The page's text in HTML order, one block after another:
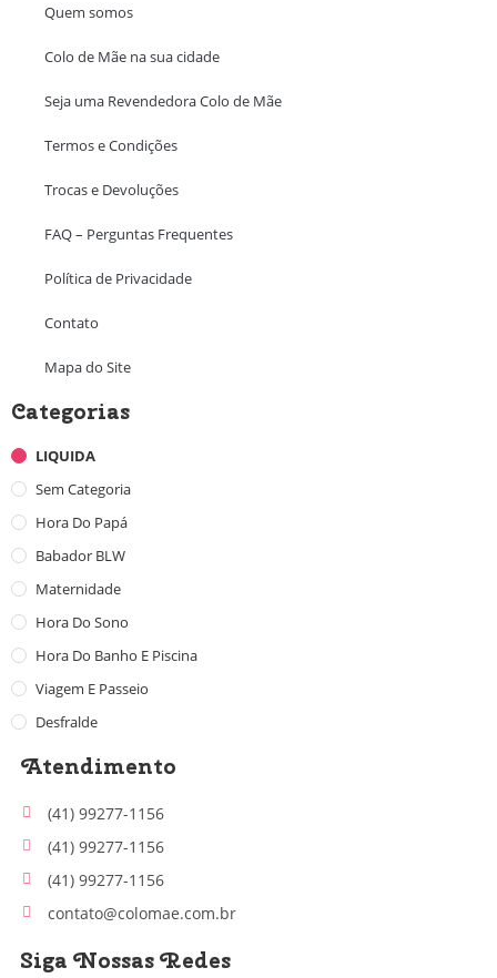
Quem somos
Colo de Mãe na sua cidade
Seja uma Revendedora Colo de Mãe
Termos e Condições
Trocas e Devoluções
FAQ – Perguntas Frequentes
Política de Privacidade
Contato
Mapa do Site
Categorias
LIQUIDA
Sem Categoria
Hora Do Papá
Babador BLW
Maternidade
Hora Do Sono
Hora Do Banho E Piscina
Viagem E Passeio
Desfralde
Atendimento
(41) 99277-1156
(41) 99277-1156
(41) 99277-1156
contato@colomae.com.br
Siga Nossas Redes